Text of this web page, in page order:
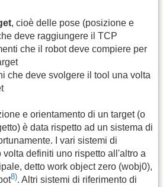
, cioè delle pose (posizione e
deve raggiungere il TCP
che il robot deve compiere per
che deve svolgere il tool una volta
e orientamento di un target (o
è data rispetto ad un sistema di
I vari sistemi di
volta definiti uno rispetto all'altro a
detto work object zero (wobj0),
8). Altri sistemi di riferimento di